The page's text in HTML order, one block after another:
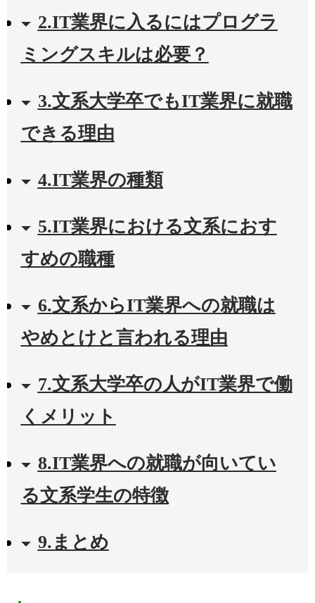
2.IT業界に入るにはプログラ
ミングスキルは必要？
3.文系大学卒でもIT業界に就職
できる理由
4.IT業界の種類
5.IT業界における文系におす
すめの職種
6.文系からIT業界への就職は
やめとけと言われる理由
7.文系大学卒の人がIT業界で働
くメリット
8.IT業界への就職が向いてい
る文系学生の特徴
9.まとめ